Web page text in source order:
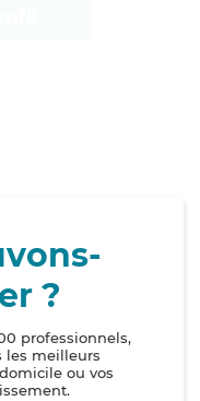
?
professionnels,
les meilleurs
ou vos